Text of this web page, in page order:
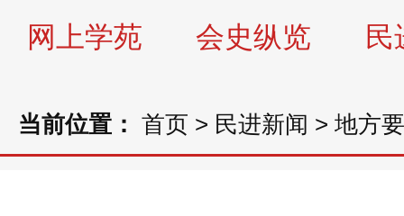
网上学苑
会史纵览 民
当前位置： 首页 > 民进新闻 > 地方